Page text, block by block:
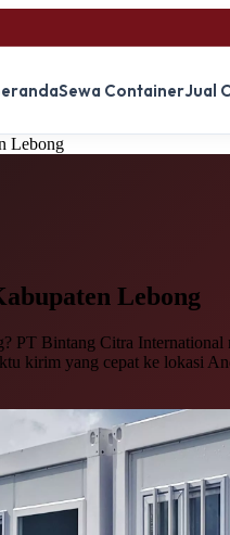
Sewa ContainerJual
Lebong
Lebong
PT Bintang Citra
kirim yang cepat ke lokasi